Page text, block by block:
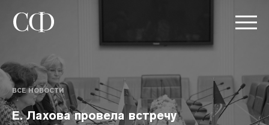
ВСЕ НОВОСТИ
Е. Лахова провела встречу